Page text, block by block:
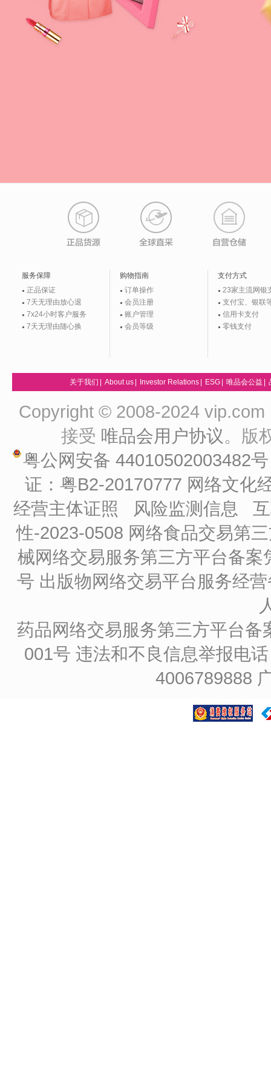
服务保障
正品保证
7天无理由放心退
7x24小时客户服务
7天无理由随心换
购物指南
订单操作
会员注册
账户管理
会员等级
支付方式
23家主流网银
支付宝、银联
信用卡支付
零钱支付
关于我们 About us Investor Relations ESG 唯品会公益
Copyright © 2008-2024
接受 唯品会用户协议。版
粤公网安备 44010502003482
证：粤B2-20170777 网络文化
经营主体证照
风险监测信息
性-2023-0508 网络食品交易第
械网络交易服务第三方平台备
号 出版物网络交易平台服务经
药品网络交易服务第三方平台
001号 违法和不良信息举报电
4006789888